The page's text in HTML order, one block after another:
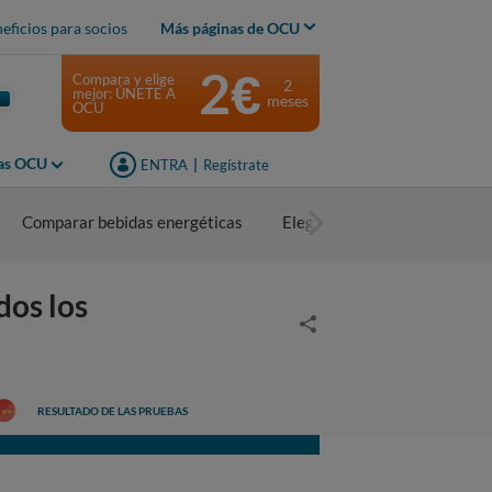
para socios Más páginas de OCU
OCU ENTRA Regístrate
Compara y elige
mejor: ÚNETE A
OCU
2€
2
meses
Comparar bebidas energéticas Elegir bebidas energéticas
los
RESULTADO DE LAS PRUEBAS